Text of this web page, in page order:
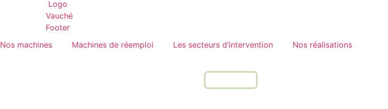
Nos machines Machines de réemploi Les secteurs d’intervention Nos réalisations